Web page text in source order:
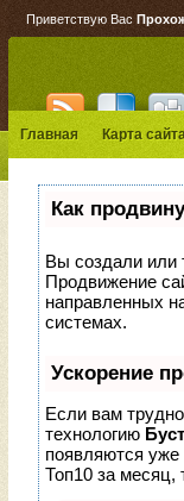
Приветствую Вас
Главная Карта
Как
Вы создали или
Продвижение
направленных
системах.
Ускорение
Если вам
технологию Буст
появляются уже
Топ10 за месяц,